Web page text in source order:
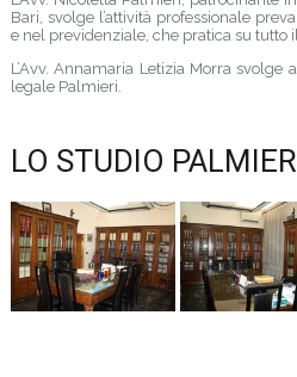
Bari, svolge l’attività professionale
e nel previdenziale, che pratica su tutto
L’Avv. Annamaria Letizia Morra
legale Palmieri.
LO STUDIO